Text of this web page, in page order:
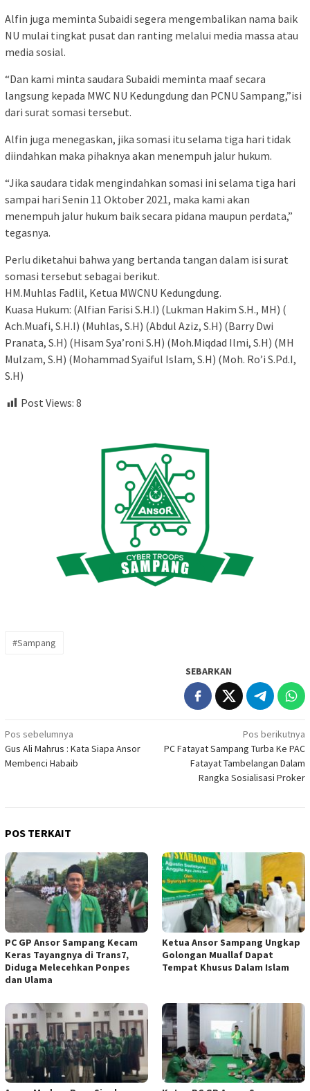
Alfin juga meminta Subaidi segera mengembalikan nama baik
NU mulai tingkat pusat dan ranting melalui media massa atau
media sosial.
“Dan kami minta saudara Subaidi meminta maaf secara
langsung kepada MWC NU Kedungdung dan PCNU Sampang,”isi
dari surat somasi tersebut.
Alfin juga menegaskan, jika somasi itu selama tiga hari tidak
diindahkan maka pihaknya akan menempuh jalur hukum.
“Jika saudara tidak mengindahkan somasi ini selama tiga hari
sampai hari Senin 11 Oktober 2021, maka kami akan
menempuh jalur hukum baik secara pidana maupun perdata,”
tegasnya.
Perlu diketahui bahwa yang bertanda tangan dalam isi surat
somasi tersebut sebagai berikut.
HM.Muhlas Fadlil, Ketua MWCNU Kedungdung.
Kuasa Hukum: (Alfian Farisi S.H.I) (Lukman Hakim S.H., MH) (
Ach.Muafi, S.H.I) (Muhlas, S.H) (Abdul Aziz, S.H) (Barry Dwi
Pranata, S.H) (Hisam Sya’roni S.H) (Moh.Miqdad Ilmi, S.H) (MH
Mulzam, S.H) (Mohammad Syaiful Islam, S.H) (Moh. Ro’i S.Pd.I,
S.H)
Post Views: 8
#Sampang
SEBARKAN
Navigasi
pos
Pos sebelumnya
Gus Ali Mahrus : Kata Siapa Ansor
Membenci Habaib
Pos berikutnya
PC Fatayat Sampang Turba Ke PAC
Fatayat Tambelangan Dalam
Rangka Sosialisasi Proker
POS TERKAIT
PC GP Ansor Sampang Kecam
Keras Tayangnya di Trans7,
Diduga Melecehkan Ponpes
dan Ulama
Ketua Ansor Sampang Ungkap
Golongan Muallaf Dapat
Tempat Khusus Dalam Islam